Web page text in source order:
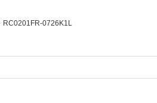
RC0201FR-0726K1L